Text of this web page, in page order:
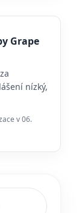
Grape
nízký,
v 06.